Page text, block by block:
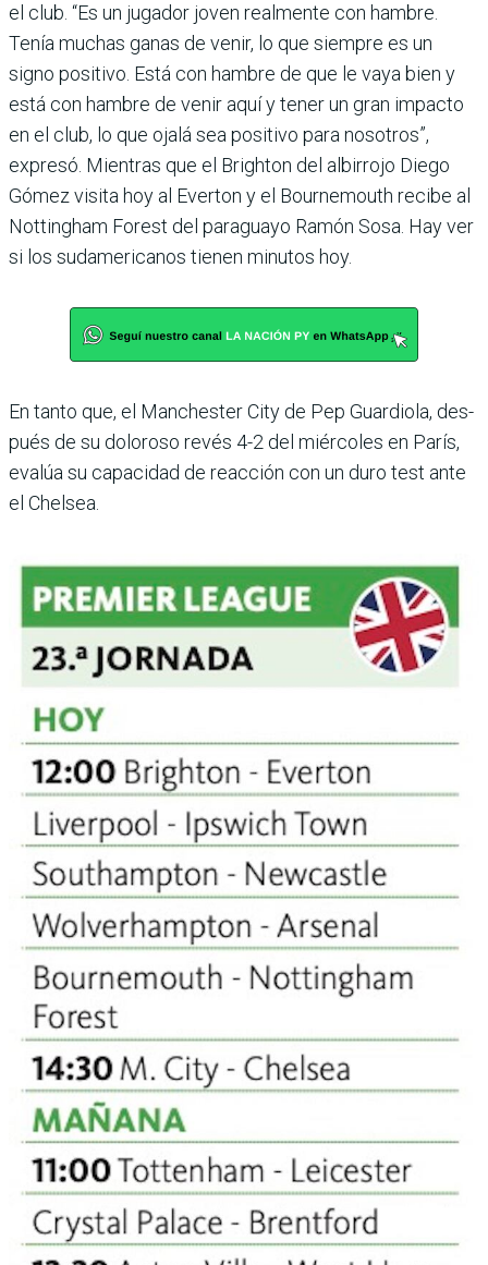
el club. “Es un jugador joven realmente con hambre.
Tenía muchas ganas de venir, lo que siempre es un
signo positivo. Está con ham­bre de que le vaya bien y
está con hambre de venir aquí y tener un gran impacto
en el club, lo que ojalá sea posi­tivo para nosotros”,
expresó. Mientras que el Brighton del albirrojo Diego
Gómez visita hoy al Everton y el Bourne­mouth recibe al
Nottingham Forest del paraguayo Ramón Sosa. Hay ver
si los sudame­ricanos tienen minutos hoy.
En tanto que, el Manchester City de Pep Guardiola, des­
pués de su doloroso revés 4-2 del miércoles en París,
evalúa su capacidad de reacción con un duro test ante
el Chelsea.